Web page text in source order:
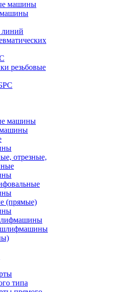
машины
резьбовые
отрезные,
(прямые)
типа